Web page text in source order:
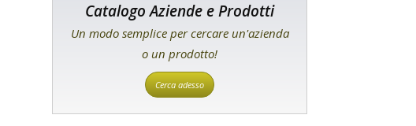
Catalogo Aziende e Prodotti
Un modo semplice per cercare un'azienda
o un prodotto!
Cerca adesso